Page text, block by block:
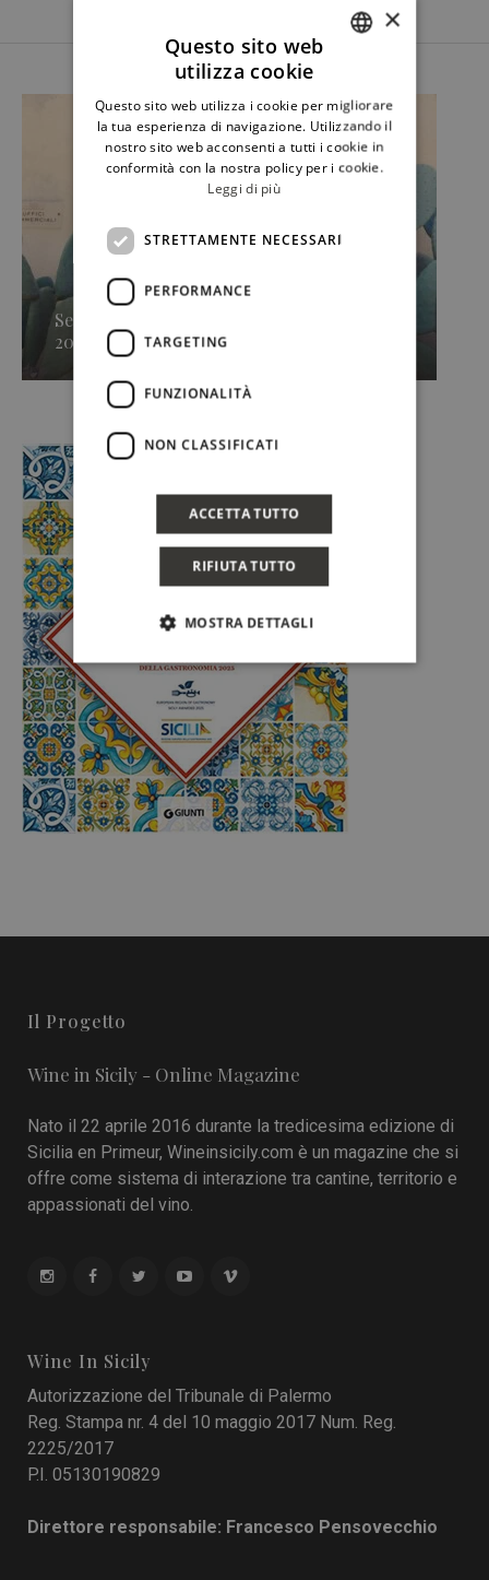
Secondo approdo di Sicilia en Primeur
2026, Caruso & Minini »
Il Progetto
Wine in Sicily - Online Magazine
Nato il 22 aprile 2016 durante la tredicesima edizione di
Sicilia en Primeur, Wineinsicily.com è un magazine che si
offre come sistema di interazione tra cantine, territorio e
appassionati del vino.
Wine In Sicily
Autorizzazione del Tribunale di Palermo
Reg. Stampa nr. 4 del 10 maggio 2017 Num. Reg.
2225/2017
P.I. 05130190829
Direttore responsabile: Francesco Pensovecchio
ENGLISH
×
Questo sito web
utilizza cookie
Questo sito web utilizza i cookie per migliorare
la tua esperienza di navigazione. Utilizzando il
nostro sito web acconsenti a tutti i cookie in
conformità con la nostra policy per i cookie.
Leggi di più
STRETTAMENTE NECESSARI
PERFORMANCE
TARGETING
FUNZIONALITÀ
NON CLASSIFICATI
ACCETTA TUTTO
RIFIUTA TUTTO
MOSTRA DETTAGLI